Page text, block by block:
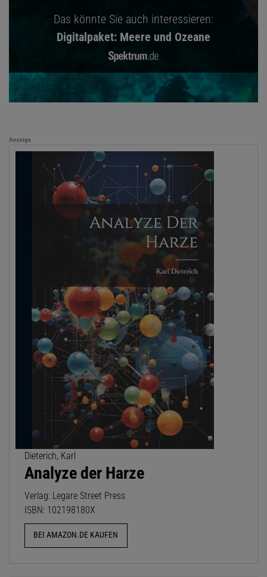
Das könnte Sie auch interessieren:
Digitalpaket: Meere und Ozeane
Anzeige
Dieterich, Karl
Analyze der Harze
Verlag: Legare Street Press
ISBN: 102198180X
BEI AMAZON.DE KAUFEN